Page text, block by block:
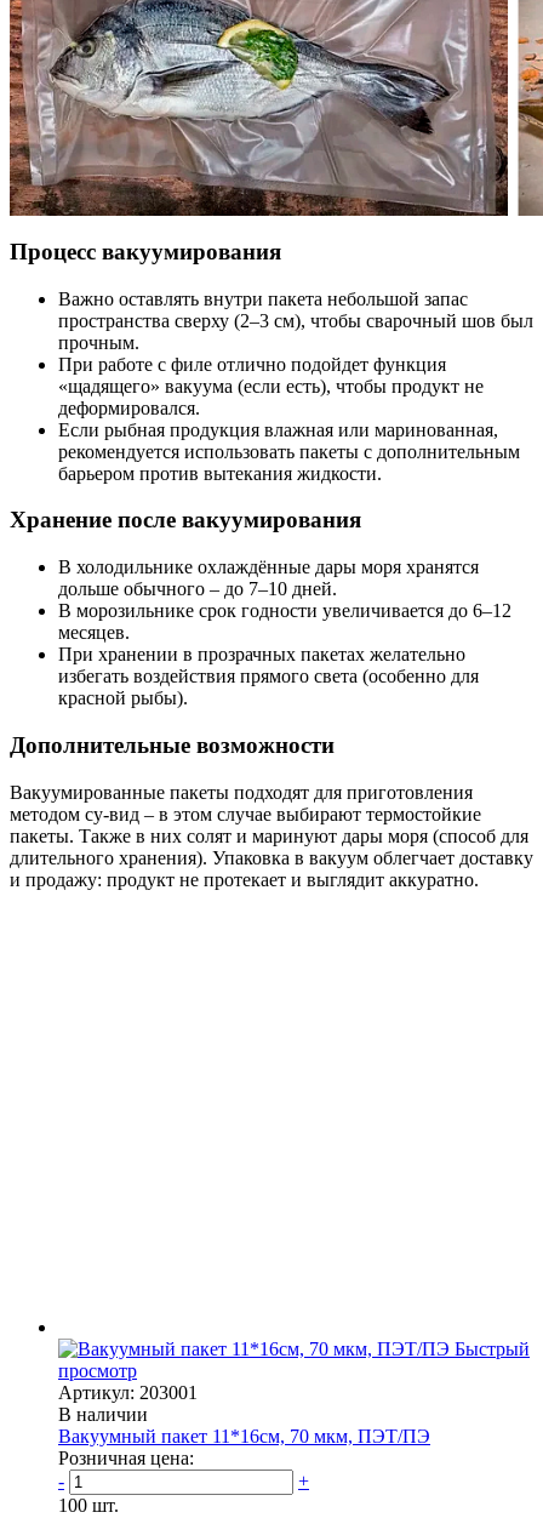
Процесс вакуумирования
Важно оставлять внутри пакета небольшой запас
пространства сверху (2–3 см), чтобы сварочный шов был
прочным.
При работе с филе отлично подойдет функция
«щадящего» вакуума (если есть), чтобы продукт не
деформировался.
Если рыбная продукция влажная или маринованная,
рекомендуется использовать пакеты с дополнительным
барьером против вытекания жидкости.
Хранение после вакуумирования
В холодильнике охлаждённые дары моря хранятся
дольше обычного – до 7–10 дней.
В морозильнике срок годности увеличивается до 6–12
месяцев.
При хранении в прозрачных пакетах желательно
избегать воздействия прямого света (особенно для
красной рыбы).
Дополнительные возможности
Вакуумированные пакеты подходят для приготовления
методом су-вид – в этом случае выбирают термостойкие
пакеты. Также в них солят и маринуют дары моря (способ для
длительного хранения). Упаковка в вакуум облегчает доставку
и продажу: продукт не протекает и выглядит аккуратно.
Быстрый
просмотр
Артикул: 203001
В наличии
Вакуумный пакет 11*16см, 70 мкм, ПЭТ/ПЭ
Розничная цена:
-
+
100 шт.